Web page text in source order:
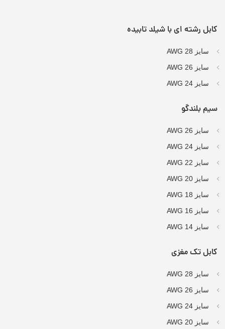
کابل رشته ای با شیلد تابیده
سایز AWG 28
سایز AWG 26
سایز AWG 24
سیم بلندگو
سایز AWG 26
سایز AWG 24
سایز AWG 22
سایز AWG 20
سایز AWG 18
سایز AWG 16
سایز AWG 14
کابل تک مغزی
سایز AWG 28
سایز AWG 26
سایز AWG 24
سایز AWG 20